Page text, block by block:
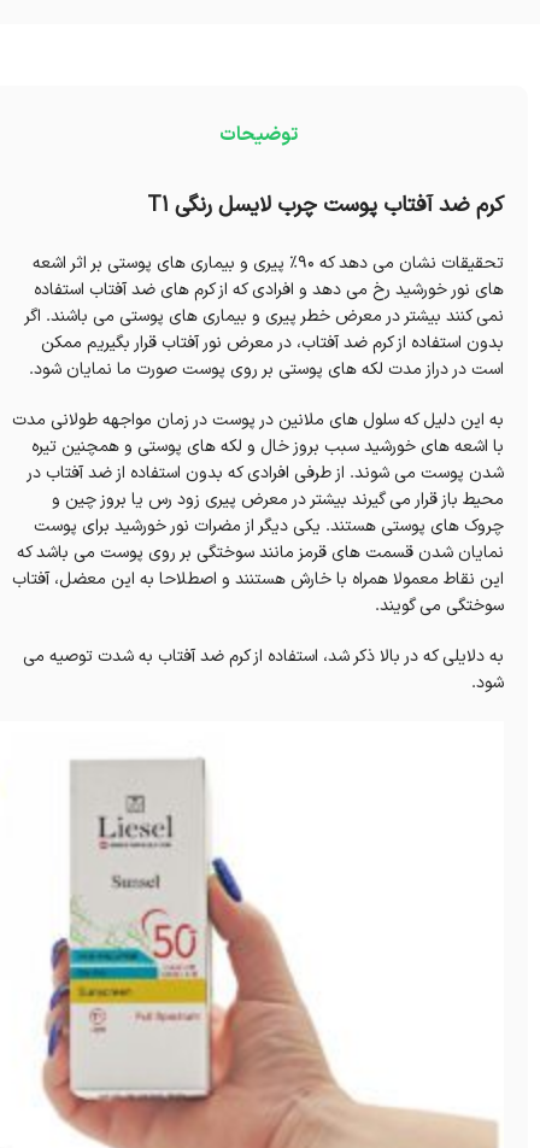
توضیحات
کرم ضد آفتاب پوست چرب لایسل رنگی T1
تحقیقات نشان می دهد که 90% پیری و بیماری های پوستی بر اثر اشعه
های نور خورشید رخ می دهد و افرادی که از کرم های ضد آفتاب استفاده
نمی کنند بیشتر در معرض خطر پیری و بیماری های پوستی می باشند. اگر
بدون استفاده از کرم ضد آفتاب، در معرض نور آفتاب قرار بگیریم ممکن
است در دراز مدت لکه های پوستی بر روی پوست صورت ما نمایان شود.
به این دلیل که سلول های ملانین در پوست در زمان مواجهه طولانی مدت
با اشعه های خورشید سبب بروز خال و لکه های پوستی و همچنین تیره
شدن پوست می شوند. از طرفی افرادی که بدون استفاده از ضد آفتاب در
محیط باز قرار می گیرند بیشتر در معرض پیری زود رس یا بروز چین و
چروک های پوستی هستند. یکی دیگر از مضرات نور خورشید برای پوست
نمایان شدن قسمت های قرمز مانند سوختگی بر روی پوست می باشد که
این نقاط معمولا همراه با خارش هستنند و اصطلاحا به این معضل، آفتاب
سوختگی می گویند.
به دلایلی که در بالا ذکر شد، استفاده از کرم ضد آفتاب به شدت توصیه می
شود.